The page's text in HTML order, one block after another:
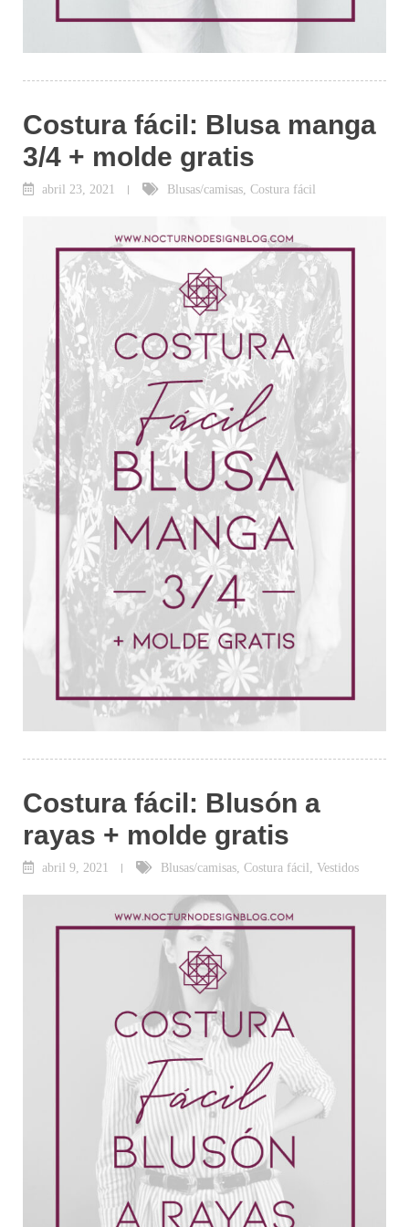
Costura fácil: Blusa manga
3/4 + molde gratis
abril 23, 2021 Blusas/camisas Costura fácil
Costura fácil: Blusón a
rayas + molde gratis
abril 9, 2021 Blusas/camisas Costura fácil Vestidos